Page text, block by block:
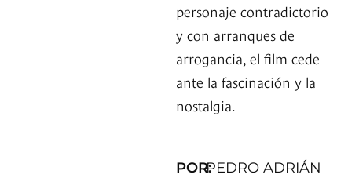
personaje contradictorio
y con arranques de
arrogancia, el film cede
ante la fascinación y la
nostalgia.
POR:PEDRO ADRIÁN